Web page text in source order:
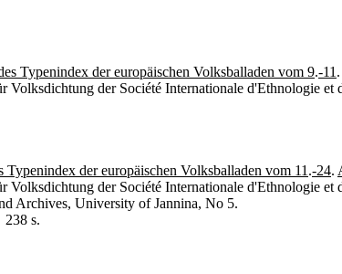
Typenindex der europäischen Volksballaden vom 9.-11 .
Volksdichtung der Société Internationale d'Ethnologie
der europäischen Volksballaden vom 11 .-24.
Volksdichtung der Société Internationale d'Ethnologie et
Archives, University of Jannina, No 5.
238 s.